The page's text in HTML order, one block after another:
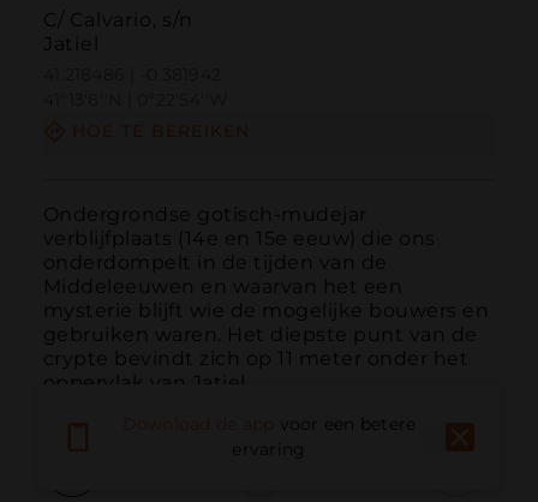
C/ Calvario, s/n
Jatiel
Ondergrondse gotisch-mudejar
verblijfplaats (14e en 15e eeuw) die ons
onderdompelt in de tijden van de
Middeleeuwen en waarvan het een
mysterie blijft wie de mogelijke bouwers en
gebruiken waren. Het diepste punt van de
crypte bevindt zich op 11 meter onder het
oppervlak van Jatiel.
voor een betere
ervaring